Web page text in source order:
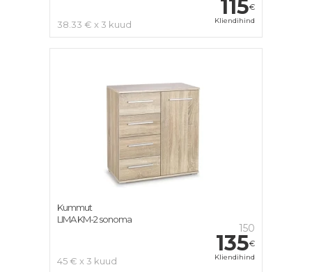
115€
Kliendihind
38.33 € x 3 kuud
150
135€
Kliendihind
45 € x 3 kuud
Kummut
LIMA KM-2 sonoma